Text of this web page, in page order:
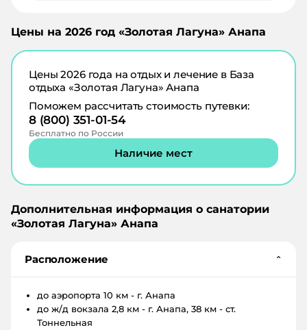
Цены на 2026 год «Золотая Лагуна» Анапа
Цены2026года на отдых и лечение в База
отдыха «Золотая Лагуна» Анапа
Поможем рассчитать стоимость путевки:
8 (800) 351-01-54
Бесплатно по России
Наличие мест
Дополнительная информация о санатории
«Золотая Лагуна» Анапа
Расположение ⌄
до аэропорта 10 км - г. Анапа
до ж/д вокзала 2,8 км - г. Анапа, 38 км - ст.
Тоннельная